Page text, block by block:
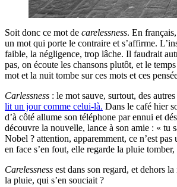
Soit donc ce mot de carelessness. En
un mot qui porte le contraire et s’affirme.
faible, la négligence, trop lâche. Il faudrait
pas, on écoute les chansons plutôt, et le
mot et la nuit tombe sur ces mots et ces
Carlessness : le mot sauve, surtout, des autres
lit un jour comme celui-là. Dans le café hier
d’à côté allume son téléphone par ennui et
découvre la nouvelle, lance à son amie : « tu
Nobel ? attention, apparemment, ce n’est
en face s’en fout, elle regarde la pluie
Carelessness est dans son regard, et dehors
la pluie, qui s’en souciait ?